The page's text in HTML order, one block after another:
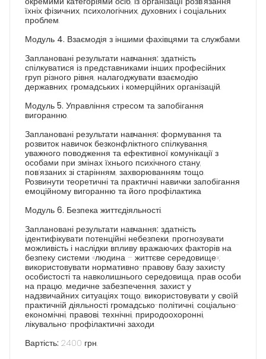
їхніх фізичних, психологічних, духовних і соціальних
проблем.
Модуль 4. Взаємодія з іншими фахівцями та службами.
Заплановані результати навчання: здатність
спілкуватися із представниками інших професійних
груп різного рівня, налагоджувати взаємодію
державних, громадських і комерційних організацій.
Модуль 5. Управління стресом та запобігання
вигоранню.
Заплановані результати навчання: формування та
розвиток навичок безконфліктного спілкування,
уважного поводження та ефективної комунікації з
особами при змінах їхнього психічного стану,
пов’язаних зі старінням, захворюванням тощо.
Розвинути теоретичні та практичні навички запобігання
емоційному вигоранню та його профілактика
Модуль 6. Безпека життєдіяльності.
Заплановані результати навчання: здатність
ідентифікувати потенційні небезпеки, прогнозувати
можливість і наслідки впливу вражаючих факторів на
безпеку системи «людина – життєве середовище»;
використовувати нормативно-правову базу захисту
особистості та навколишнього середовища, прав особи
на працю, медичне забезпечення, захист у
надзвичайних ситуаціях тощо; використовувати у своїй
практичній діяльності громадсько-політичні, соціально-
економічні, правові, технічні, природоохоронні,
лікувально-профілактичні заходи.
Вартість: 2400 грн.